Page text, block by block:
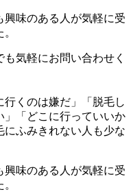
興味のある人が気軽に受
気軽にお問い合わせく
行くのは嫌だ」「脱毛し
」「どこに行っていいか
にふみきれない人も少な
興味のある人が気軽に受